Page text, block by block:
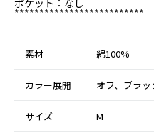
ポケット：なし
**************************
素材 綿100%
カラー展開 オフ、ブラッ
サイズ M